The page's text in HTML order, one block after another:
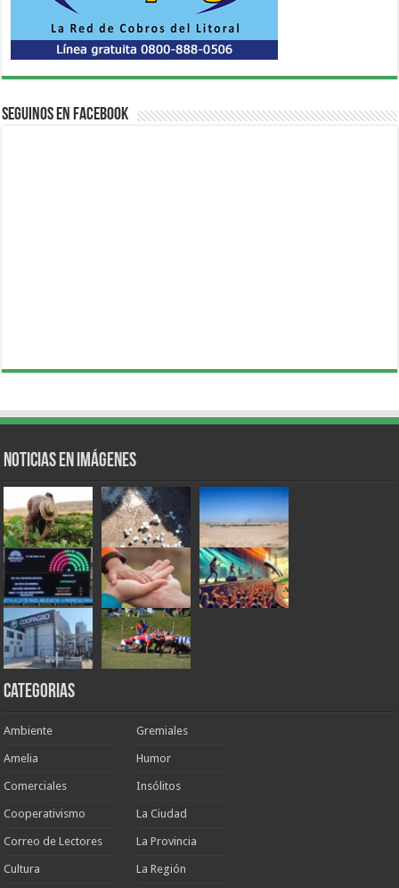
Seguinos en Facebook
Noticias en Imágenes
Categorias
Ambiente
Amelia
Comerciales
Cooperativismo
Correo de Lectores
Cultura
Gremiales
Humor
Insólitos
La Ciudad
La Provincia
La Región